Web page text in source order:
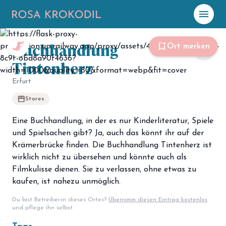
menu
☀️ Heute
Plane mit Kroki
hiking Abenteuer
hotel Unterkünfte
menu_book
map Karte
bookmark_add Ort merken
Buchhandlung
Tintenherz
Erfurt
storefrontStores
share
Eine Buchhandlung, in der es nur Kinderliteratur, Spiele
und Spielsachen gibt? Ja, auch das könnt ihr auf der
Krämerbrücke finden. Die Buchhandlung Tintenherz ist
wirklich nicht zu übersehen und könnte auch als
Filmkulisse dienen. Sie zu verlassen, ohne etwas zu
kaufen, ist nahezu unmöglich.
Du bist Betreiber:in dieses Ortes? Übernimm diesen Eintrag kostenlos
und pflege ihn selbst.